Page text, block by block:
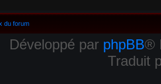
du forum
Développé par phpBB®
Traduit